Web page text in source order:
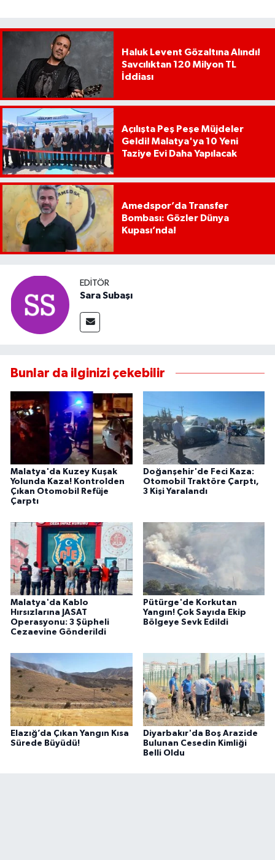
Haluk Levent Gözaltına Alındı!
Savcılıktan 120 Milyon TL
İddiası
Açılışta Peş Peşe Müjdeler
Geldi! Malatya'ya 10 Yeni
Taziye Evi Daha Yapılacak
Amedspor’da Transfer
Bombası: Gözler Dünya
Kupası’nda!
EDITÖR
Sara Subaşı
Bunlar da ilginizi çekebilir
Malatya'da Kuzey Kuşak
Yolunda Kaza! Kontrolden
Çıkan Otomobil Refüje
Çarptı
Doğanşehir'de Feci Kaza:
Otomobil Traktöre Çarptı,
3 Kişi Yaralandı
Malatya'da Kablo
Hırsızlarına JASAT
Operasyonu: 3 Şüpheli
Cezaevine Gönderildi
Pütürge'de Korkutan
Yangın! Çok Sayıda Ekip
Bölgeye Sevk Edildi
Elazığ’da Çıkan Yangın Kısa
Sürede Büyüdü!
Diyarbakır'da Boş Arazide
Bulunan Cesedin Kimliği
Belli Oldu